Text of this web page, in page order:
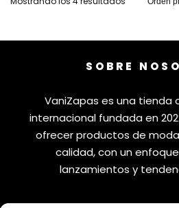
SOBRE
VaniZapas es una tienda
internacional fundada en
ofrecer productos de
calidad, con un
lanzamientos y